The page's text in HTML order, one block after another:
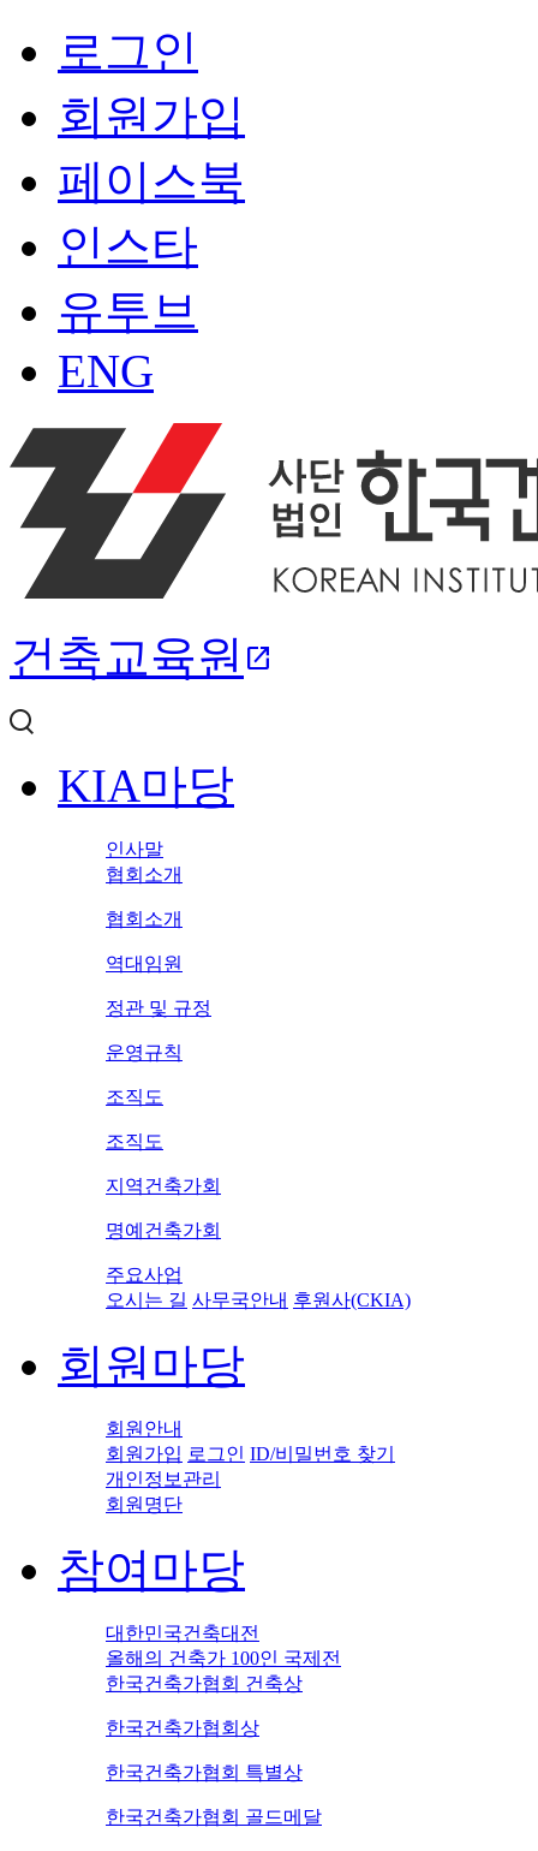
로그인
회원가입
페이스북
인스타
유투브
ENG
건축교육원 open_in_new
KIA마당
인사말
협회소개
협회소개
역대임원
정관 및 규정
운영규칙
조직도
조직도
지역건축가회
명예건축가회
주요사업
오시는 길 사무국안내 후원사(CKIA)
회원마당
회원안내
회원가입 로그인 ID/비밀번호 찾기
개인정보관리
회원명단
참여마당
대한민국건축대전
올해의 건축가 100인 국제전
한국건축가협회 건축상
한국건축가협회상
한국건축가협회 특별상
한국건축가협회 골드메달